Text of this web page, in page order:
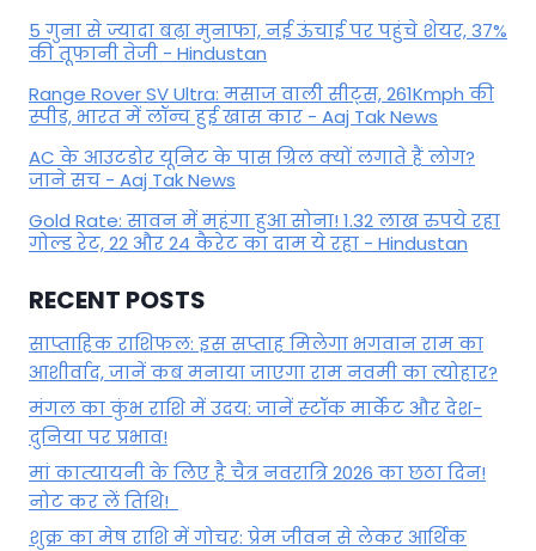
5 गुना से ज्यादा बढ़ा मुनाफा, नई ऊंचाई पर पहुंचे शेयर, 37%
की तूफानी तेजी - Hindustan
Range Rover SV Ultra: मसाज वाली सीट्स, 261Kmph की
स्पीड, भारत में लॉन्च हुई खास कार - Aaj Tak News
AC के आउटडोर यूनिट के पास ग्रिल क्यों लगाते हैं लोग?
जाने सच - Aaj Tak News
Gold Rate: सावन में महंगा हुआ सोना! 1.32 लाख रुपये रहा
गोल्ड रेट, 22 और 24 कैरेट का दाम ये रहा - Hindustan
RECENT POSTS
साप्ताहिक राशिफल: इस सप्ताह मिलेगा भगवान राम का
आशीर्वाद, जानें कब मनाया जाएगा राम नवमी का त्योहार?
मंगल का कुंभ राशि में उदय: जानें स्‍टॉक मार्केट और देश-
दुनिया पर प्रभाव!
मां कात्‍यायनी के लिए है चैत्र नवरात्रि 2026 का छठा दिन!
नोट कर लें तिथि!
शुक्र का मेष राशि में गोचर: प्रेम जीवन से लेकर आर्थिक